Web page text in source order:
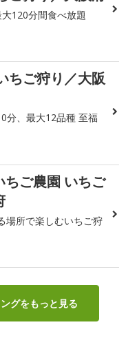
120分間食べ放題
ちご狩り／大阪
分、最大12品種 至福
ちご農園 いちご
場所で楽しむいちご狩
グをもっと見る